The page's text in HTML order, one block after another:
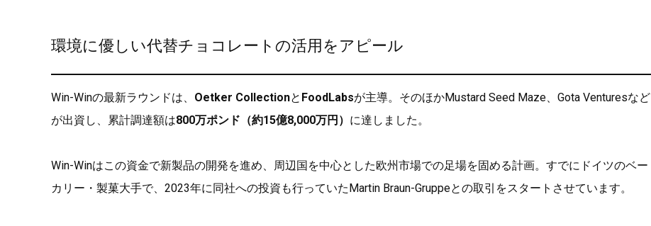
環境に優しい代替チョコレートの活用をアピール
Win-Winの最新ラウンドは、 Oetker Collectionと FoodLabsが主導。そのほかMustard Seed Maze、Gota Venturesなど
が出資し、累計調達額は800万ポンド（約15億8,000万円） に達しました。
Win-Winはこの資金で新製品の開発を進め、周辺国を中心とした欧州市場での足場を固める計画。すでにドイツのベー
カリー・製菓大手で、2023年に同社への投資も行っていたMartin Braun-Gruppeとの取引をスタートさせています。